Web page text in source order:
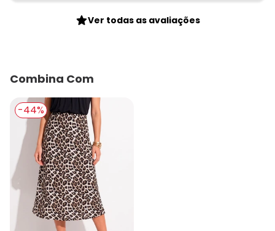
Ver todas as avaliações
Combina Com
-44%